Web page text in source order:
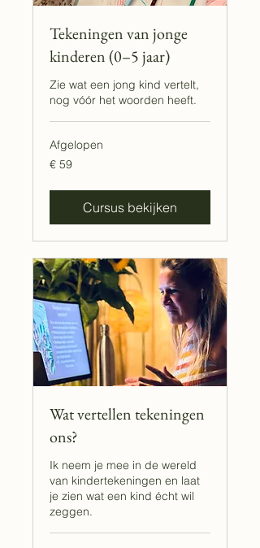
Tekeningen van jonge
kinderen (0–5 jaar)
Zie wat een jong kind vertelt,
nog vóór het woorden heeft.
Afgelopen
59
euro
€ 59
Cursus bekijken
Wat vertellen tekeningen
ons?
Ik neem je mee in de wereld
van kindertekeningen en laat
je zien wat een kind écht wil
zeggen.